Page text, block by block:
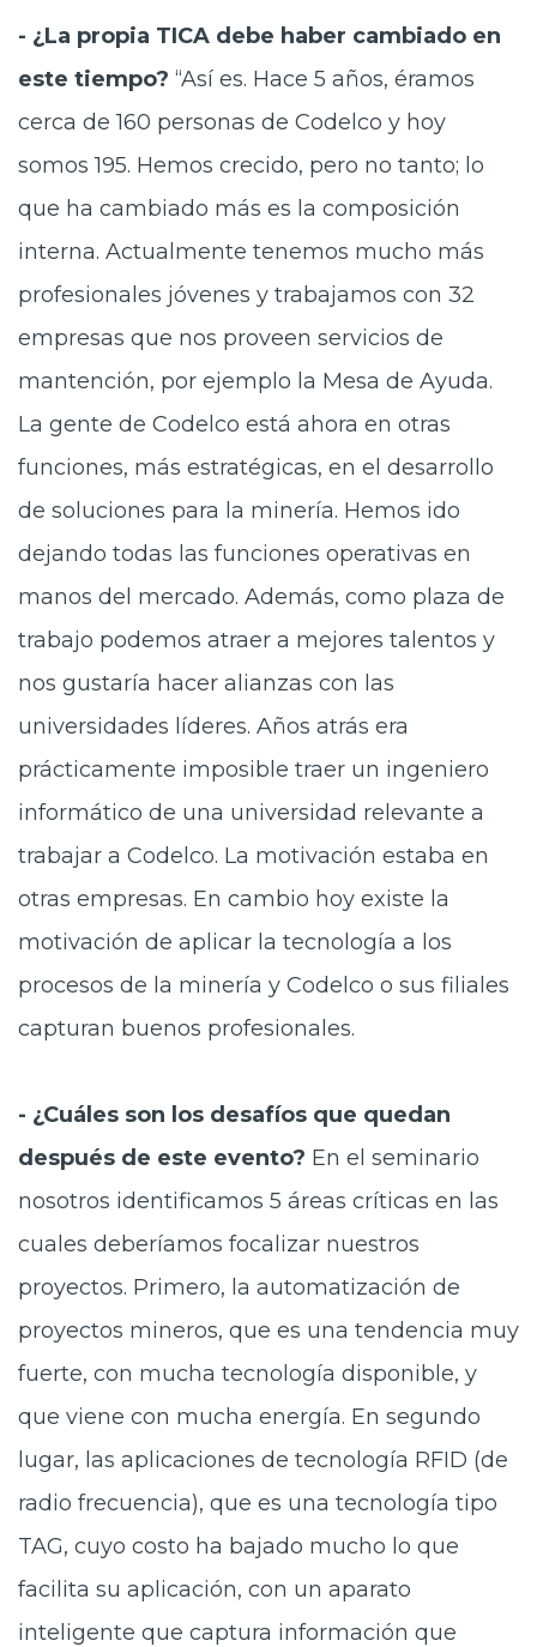
- ¿La propia TICA debe haber cambiado en
este tiempo? “Así es. Hace 5 años, éramos
cerca de 160 personas de Codelco y hoy
somos 195. Hemos crecido, pero no tanto; lo
que ha cambiado más es la composición
interna. Actualmente tenemos mucho más
profesionales jóvenes y trabajamos con 32
empresas que nos proveen servicios de
mantención, por ejemplo la Mesa de Ayuda.
La gente de Codelco está ahora en otras
funciones, más estratégicas, en el desarrollo
de soluciones para la minería. Hemos ido
dejando todas las funciones operativas en
manos del mercado. Además, como plaza de
trabajo podemos atraer a mejores talentos y
nos gustaría hacer alianzas con las
universidades líderes. Años atrás era
prácticamente imposible traer un ingeniero
informático de una universidad relevante a
trabajar a Codelco. La motivación estaba en
otras empresas. En cambio hoy existe la
motivación de aplicar la tecnología a los
procesos de la minería y Codelco o sus filiales
capturan buenos profesionales.
- ¿Cuáles son los desafíos que quedan
después de este evento? En el seminario
nosotros identificamos 5 áreas críticas en las
cuales deberíamos focalizar nuestros
proyectos. Primero, la automatización de
proyectos mineros, que es una tendencia muy
fuerte, con mucha tecnología disponible, y
que viene con mucha energía. En segundo
lugar, las aplicaciones de tecnología RFID (de
radio frecuencia), que es una tecnología tipo
TAG, cuyo costo ha bajado mucho lo que
facilita su aplicación, con un aparato
inteligente que captura información que